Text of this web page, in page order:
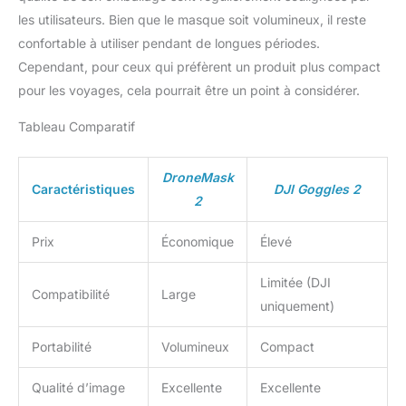
inclus dans le colis, ce
qui vous permet
d'économiser du temps
et d'assurer un
DroneMask 2 VR est
spécialement conçu pour
offrir une expérience de
vol sans distraction. En
bloquant efficacement
il élimine toute
perturbation visuelle
potentielle qui pourrait
concentration ou votre
plaisir pendant le pilotage
de votre drone. Cela crée
les utilisateurs. Bien que le masque soit volumineux, il reste
confortable à utiliser pendant de longues périodes.
Cependant, pour ceux qui préfèrent un produit plus compact
pour les voyages, cela pourrait être un point à considérer.
Tableau Comparatif
Caractéristiques
DroneMask
2
DJI Goggles 2
Prix Économique Élevé
Compatibilité Large
Limitée (DJI
uniquement)
Portabilité Volumineux Compact
Qualité d’image Excellente Excellente